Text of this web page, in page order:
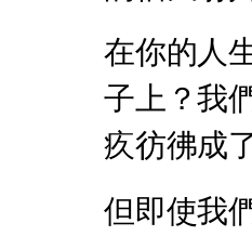
在你的人
子上？我
疚彷彿成
但即使我